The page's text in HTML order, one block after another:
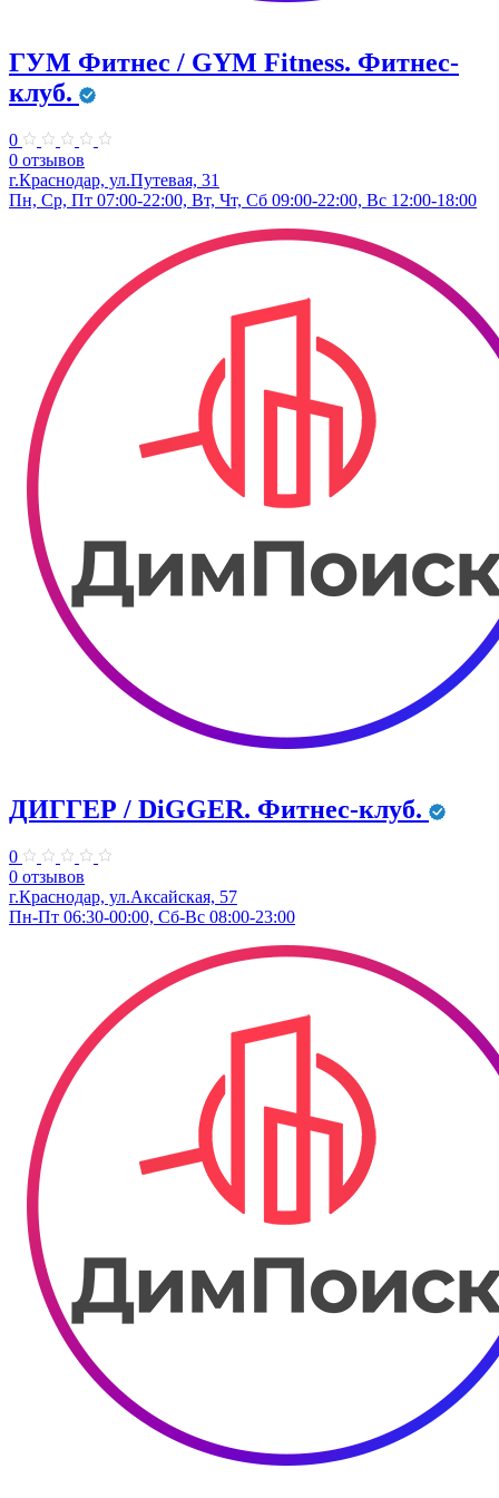
ГУМ Фитнес / GYM Fitness. Фитнес-
клуб.
0
0 отзывов
г.Краснодар, ул.Путевая, 31
Пн, Ср, Пт 07:00-22:00, Вт, Чт, Сб 09:00-22:00, Вс 12:00-18:00
ДИГГЕР / DiGGER. Фитнес-клуб.
0
0 отзывов
г.Краснодар, ул.Аксайская, 57
Пн-Пт 06:30-00:00, Сб-Вс 08:00-23:00